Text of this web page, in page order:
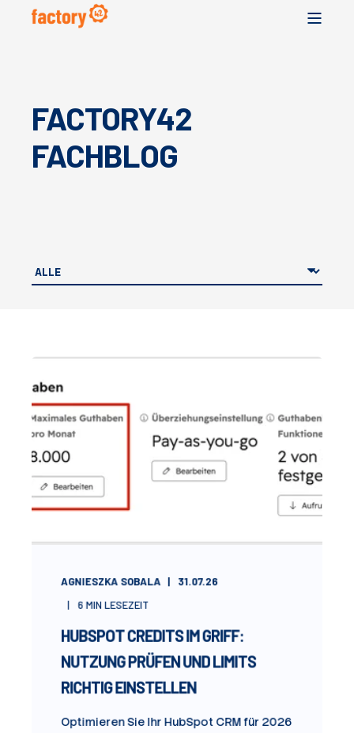
FACTORY42
FACHBLOG
AGNIESZKA SOBALA 31.07.26
6 MIN LESEZEIT
HUBSPOT CREDITS IM GRIFF:
NUTZUNG PRÜFEN UND LIMITS
RICHTIG EINSTELLEN
Optimieren Sie Ihr HubSpot CRM für 2026